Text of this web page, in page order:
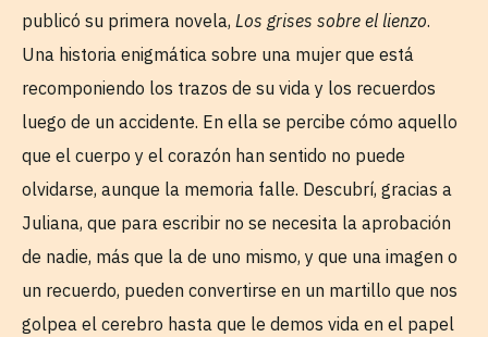
publicó su primera novela, Los grises sobre el lienzo.
Una historia enigmática sobre una mujer que está
recomponiendo los trazos de su vida y los recuerdos
luego de un accidente. En ella se percibe cómo aquello
que el cuerpo y el corazón han sentido no puede
olvidarse, aunque la memoria falle. Descubrí, gracias a
Juliana, que para escribir no se necesita la aprobación
de nadie, más que la de uno mismo, y que una imagen o
un recuerdo, pueden convertirse en un martillo que nos
golpea el cerebro hasta que le demos vida en el papel